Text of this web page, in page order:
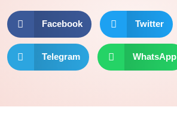
Facebook Twitter
Telegram WhatsApp